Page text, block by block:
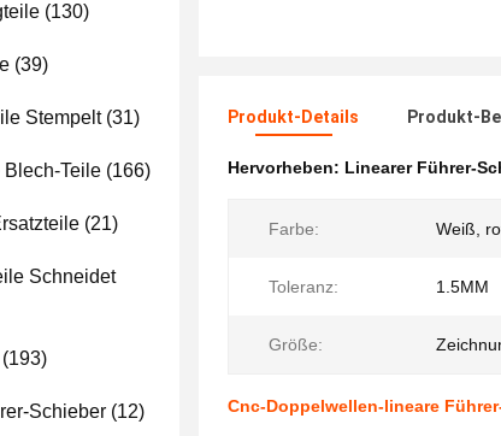
(130)
(39)
Stempelt(31)
Teile (166)
(21)
Schneidet
(193)
Schieber (12)
Produkt-Details Produkt-
Hervorheben: Linearer Führer-
Farbe: Weiß,
Toleranz: 1.5MM
Größe:
Cnc-Doppelwellen-lineare